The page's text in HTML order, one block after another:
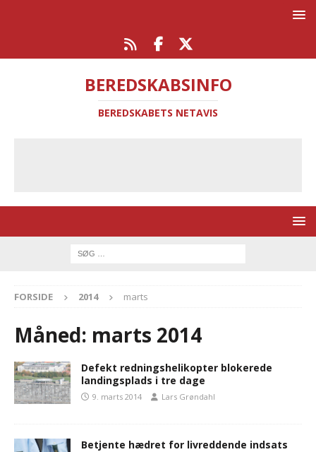
BEREDSKABSINFO
BEREDSKABETS NETAVIS
FORSIDE 2014 marts
Måned: marts 2014
Defekt redningshelikopter blokerede
landingsplads i tre dage
9. marts 2014 Lars Grøndahl
Betjente hædret for livreddende indsats